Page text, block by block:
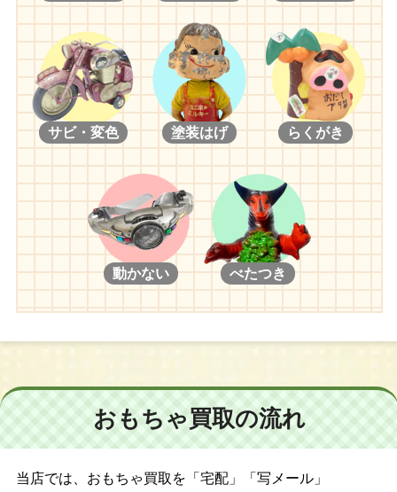
サビ・変色 塗装はげ らくがき
動かない べたつき
おもちゃ買取の流れ
当店では、おもちゃ買取を「宅配」「写メール」